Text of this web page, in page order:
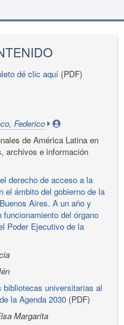
dé clic aquí (PDF)
Federico
de América Latina en
archivos e información
derecho de acceso a la
el ámbito del gobierno de la
Aires. A un año y
del órgano
Poder Ejecutivo de la
bibliotecas universitarias al
la Agenda 2030 (PDF)
Margarita